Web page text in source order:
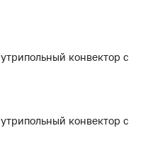
конвектор с
конвектор с